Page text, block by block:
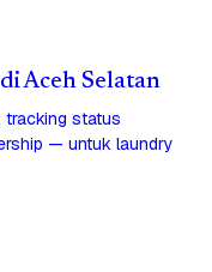
Aceh Selatan
tracking status
— untuk laundry